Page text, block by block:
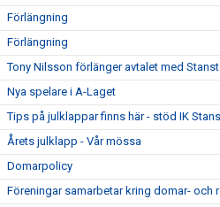
Förlängning
Förlängning
Tony Nilsson förlänger avtalet med
Nya spelare i A-Laget
Tips på julklappar finns här - stöd IK
Årets julklapp - Vår mössa
Domarpolicy
Föreningar samarbetar kring domar- och